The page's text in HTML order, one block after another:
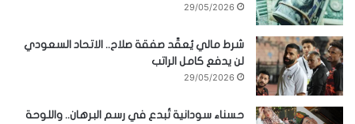
29/05/2026
شرط مالي يُعقّد صفقة صلاح.. الاتحاد السعودي
لن يدفع كامل الراتب
29/05/2026
حسناء سودانية تُبدع في رسم البرهان.. واللوحة